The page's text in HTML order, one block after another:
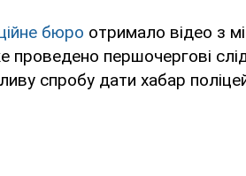
бюро отримало відео з
проведено першочергові
спробу дати хабар